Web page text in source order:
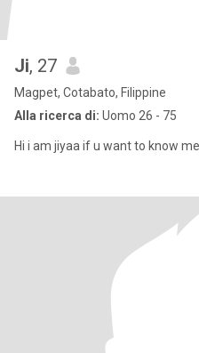
Ji, 27
Magpet, Cotabato, Filippine
Alla ricerca di: Uomo 26 - 75
Hi i am jiyaa if u want to know